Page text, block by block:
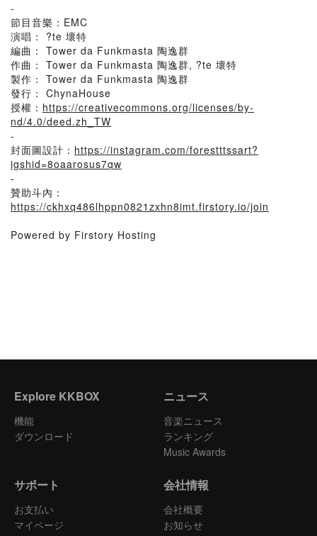
-
節目音樂：EMC
演唱： ?te 壞特
編曲： Tower da Funkmasta 陶逸群
作曲： Tower da Funkmasta 陶逸群, ?te 壞特
製作： Tower da Funkmasta 陶逸群
發行： ChynaHouse
授權： https://creativecommons.org/licenses/by-
nd/4.0/deed.zh_TW
-
封面圖設計： https://instagram.com/forestttssart?
igshid=8oaarosus7qw
-
贊助斗內：
https://ckhxq486lhppn0821zxhn8imt.firstory.io/join
Powered by Firstory Hosting
Explore KKBOX
機能
ダウンロード
ニュース
音楽ニュース
ランキング
Music Awards
サポート
お支払い
マイページ
会社情報
会社概要
お知らせ